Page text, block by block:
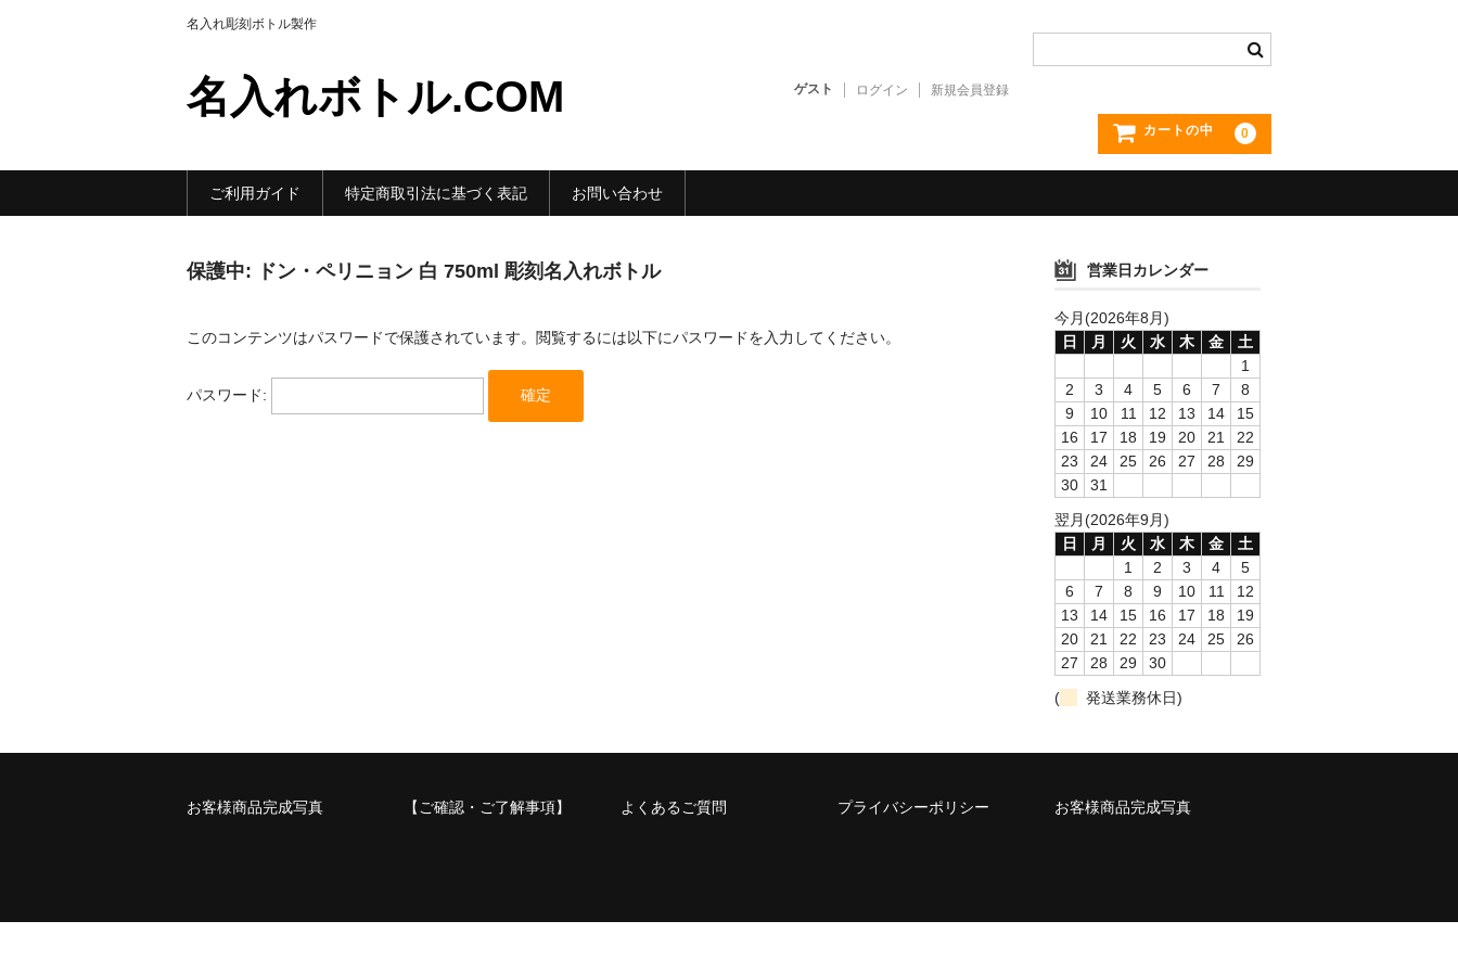
名入れ彫刻ボトル製作
名入れボトル.COM ゲスト ログイン 新規会員登録
カートの中 0
ご利用ガイド 特定商取引法に基づく表記 お問い合わせ
保護中: ドン・ペリニョン 白 750ml 彫刻名入れボトル
このコンテンツはパスワードで保護されています。閲覧するには以下にパスワードを入力してください。
パスワード:
営業日カレンダー
今月(2026年8月)
日
月 火 水 木 金
土
1
2
3 4 5 6 7
8
9
10 11 12 13 14
15
16
17 18 19 20 21
22
23
24 25 26 27 28
29
30
31
翌月(2026年9月)
日
月 火 水 木 金
土
1
2 3 4
5
6
7 8 9 10 11
12
13
14 15 16 17 18
19
20
21 22 23 24 25
26
27
28 29
30
(
発送業務休日)
お客様商品完成写真 【ご確認・ご了解事項】 よくあるご質問 プライバシーポリシー お客様商品完成写真